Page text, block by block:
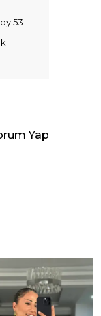
53
Yap